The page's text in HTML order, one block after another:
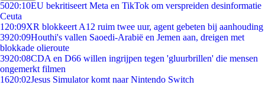
5020:10EU bekritiseert Meta en TikTok om verspreiden desinformatie
Ceuta
1 20:09XR blokkeert A12 ruim twee uur, agent gebeten bij aanhouding
3920:09Houthi's vallen Saoedi-Arabië en Jemen aan, dreigen met
blokkade olieroute
3920:08CDA en D66 willen ingrijpen tegen 'gluurbrillen' die mensen
ongemerkt filmen
1620:02Jesus Simulator komt naar Nintendo Switch